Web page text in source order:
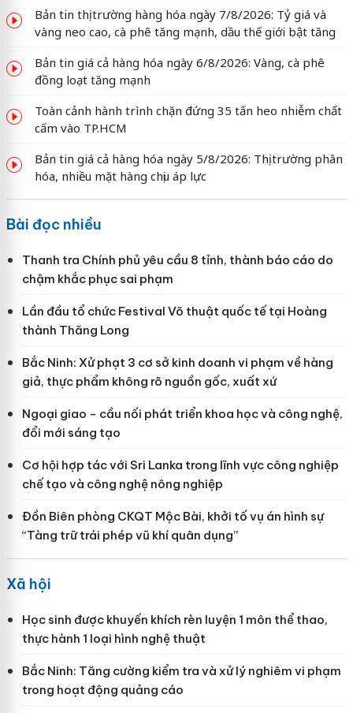
Bản tin thị trường hàng hóa ngày 7/8/2026: Tỷ giá và
vàng neo cao, cà phê tăng mạnh, dầu thế giới bật tăng
Bản tin giá cả hàng hóa ngày 6/8/2026: Vàng, cà phê
đồng loạt tăng mạnh
Toàn cảnh hành trình chặn đứng 35 tấn heo nhiễm chất
cấm vào TP.HCM
Bản tin giá cả hàng hóa ngày 5/8/2026: Thị trường phân
hóa, nhiều mặt hàng chịu áp lực
Bài đọc nhiều
Thanh tra Chính phủ yêu cầu 8 tỉnh, thành báo cáo do
chậm khắc phục sai phạm
Lần đầu tổ chức Festival Võ thuật quốc tế tại Hoàng
thành Thăng Long
Bắc Ninh: Xử phạt 3 cơ sở kinh doanh vi phạm về hàng
giả, thực phẩm không rõ nguồn gốc, xuất xứ
Ngoại giao - cầu nối phát triển khoa học và công nghệ,
đổi mới sáng tạo
Cơ hội hợp tác với Sri Lanka trong lĩnh vực công nghiệp
chế tạo và công nghệ nông nghiệp
Đồn Biên phòng CKQT Mộc Bài, khởi tố vụ án hình sự
“Tàng trữ trái phép vũ khí quân dụng”
Xã hội
Học sinh được khuyến khích rèn luyện 1 môn thể thao,
thực hành 1 loại hình nghệ thuật
Bắc Ninh: Tăng cường kiểm tra và xử lý nghiêm vi phạm
trong hoạt động quảng cáo